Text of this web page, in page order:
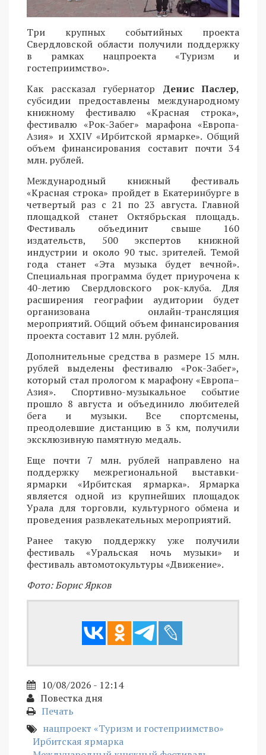
Три крупных событийных проекта
Свердловской области получили поддержку
в рамках нацпроекта «Туризм и
гостеприимство».
Как рассказал губернатор Денис Паслер,
субсидии предоставлены международному
книжному фестивалю «Красная строка»,
фестивалю «Рок-Забег» марафона «Европа-
Азия» и XXIV «Ирбитской ярмарке». Общий
объем финансирования составит почти 34
млн. рублей.
Международный книжный фестиваль
«Красная строка» пройдет в Екатеринбурге в
четвертый раз с 21 по 23 августа. Главной
площадкой станет Октябрьская площадь.
Фестиваль объединит свыше 160
издательств, 500 экспертов книжной
индустрии и около 90 тыс. зрителей. Темой
года станет «Эта музыка будет вечной».
Специальная программа будет приурочена к
40-летию Свердловского рок-клуба. Для
расширения географии аудитории будет
организована онлайн-трансляция
мероприятий. Общий объем финансирования
проекта составит 12 млн. рублей.
Дополнительные средства в размере 15 млн.
рублей выделены фестивалю «Рок-Забег»,
который стал прологом к марафону «Европа–
Азия». Спортивно-музыкальное событие
прошло 8 августа и объединило любителей
бега и музыки. Все спортсмены,
преодолевшие дистанцию в 3 км, получили
эксклюзивную памятную медаль.
Еще почти 7 млн. рублей направлено на
поддержку межрегиональной выставки-
ярмарки «Ирбитская ярмарка». Ярмарка
является одной из крупнейших площадок
Урала для торговли, культурного обмена и
проведения развлекательных мероприятий.
Ранее такую поддержку уже получили
фестиваль «Уральская ночь музыки» и
фестиваль автомотокультуры «Движение».
Фото: Борис Ярков
10/08/2026 - 12:14
Повестка дня
Печать
нацпроект «Туризм и гостеприимство»
Ирбитская ярмарка